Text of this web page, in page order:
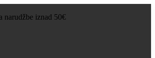
narudžbe iznad 50€